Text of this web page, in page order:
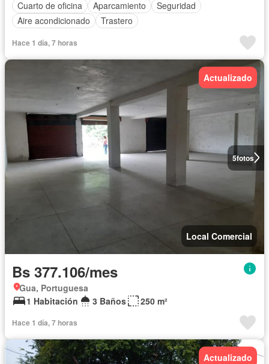
Cuarto de oficina Aparcamiento
Seguridad
Aire acondicionado
Trastero
Hace 1 día, 7 horas
5fotos
Actualizado
Local Comercial
Bs 377.106/mes
Gua, Portuguesa
1 Habitación
3 Baños 250 m²
Hace 1 día, 7 horas
Actualizado